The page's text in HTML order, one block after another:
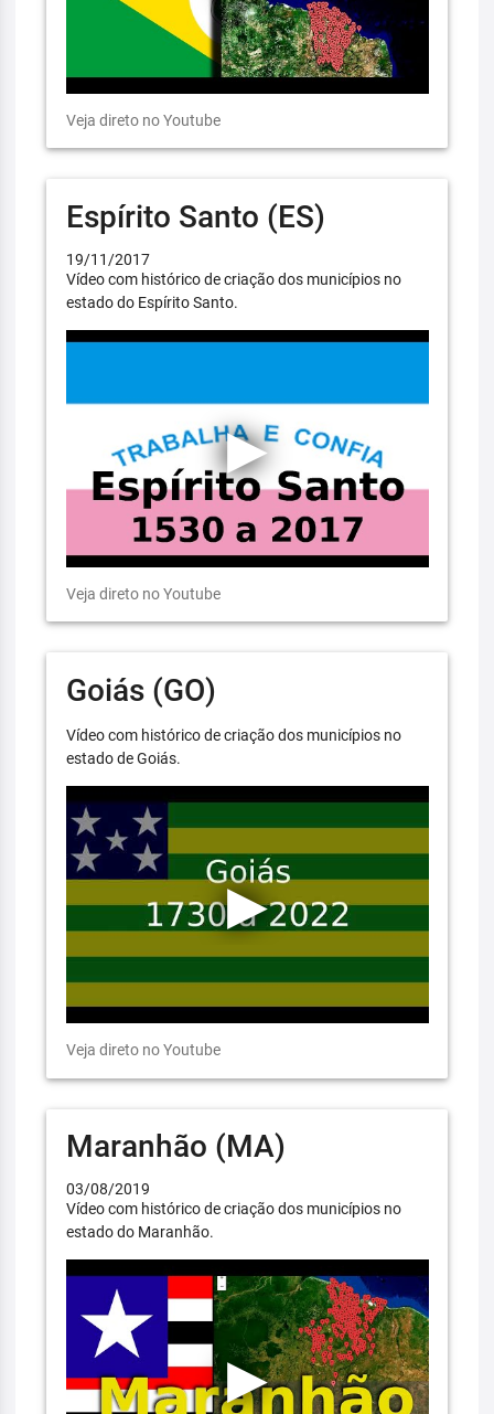
Veja direto no Youtube
Espírito Santo (ES)
19/11/2017
Vídeo com histórico de criação dos municípios no
estado do Espírito Santo.
Veja direto no Youtube
Goiás (GO)
Vídeo com histórico de criação dos municípios no
estado de Goiás.
Veja direto no Youtube
Maranhão (MA)
03/08/2019
Vídeo com histórico de criação dos municípios no
estado do Maranhão.